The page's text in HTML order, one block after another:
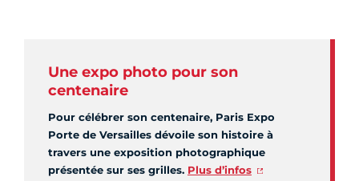
Une expo photo pour son
centenaire
Pour célébrer son centenaire, Paris Expo
Porte de Versailles dévoile son histoire à
travers une exposition photographique
présentée sur ses grilles. Plus d’infos